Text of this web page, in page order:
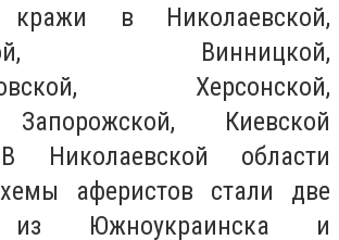
кражи в Николаевской,
Винницкой,
Херсонской,
Киевской
Николаевской области
аферистов стали две
Южноукраинска и